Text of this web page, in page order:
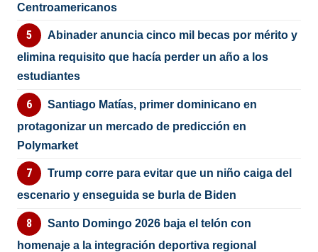
Centroamericanos
Abinader anuncia cinco mil becas por mérito y
elimina requisito que hacía perder un año a los
estudiantes
Santiago Matías, primer dominicano en
protagonizar un mercado de predicción en
Polymarket
Trump corre para evitar que un niño caiga del
escenario y enseguida se burla de Biden
Santo Domingo 2026 baja el telón con
homenaje a la integración deportiva regional